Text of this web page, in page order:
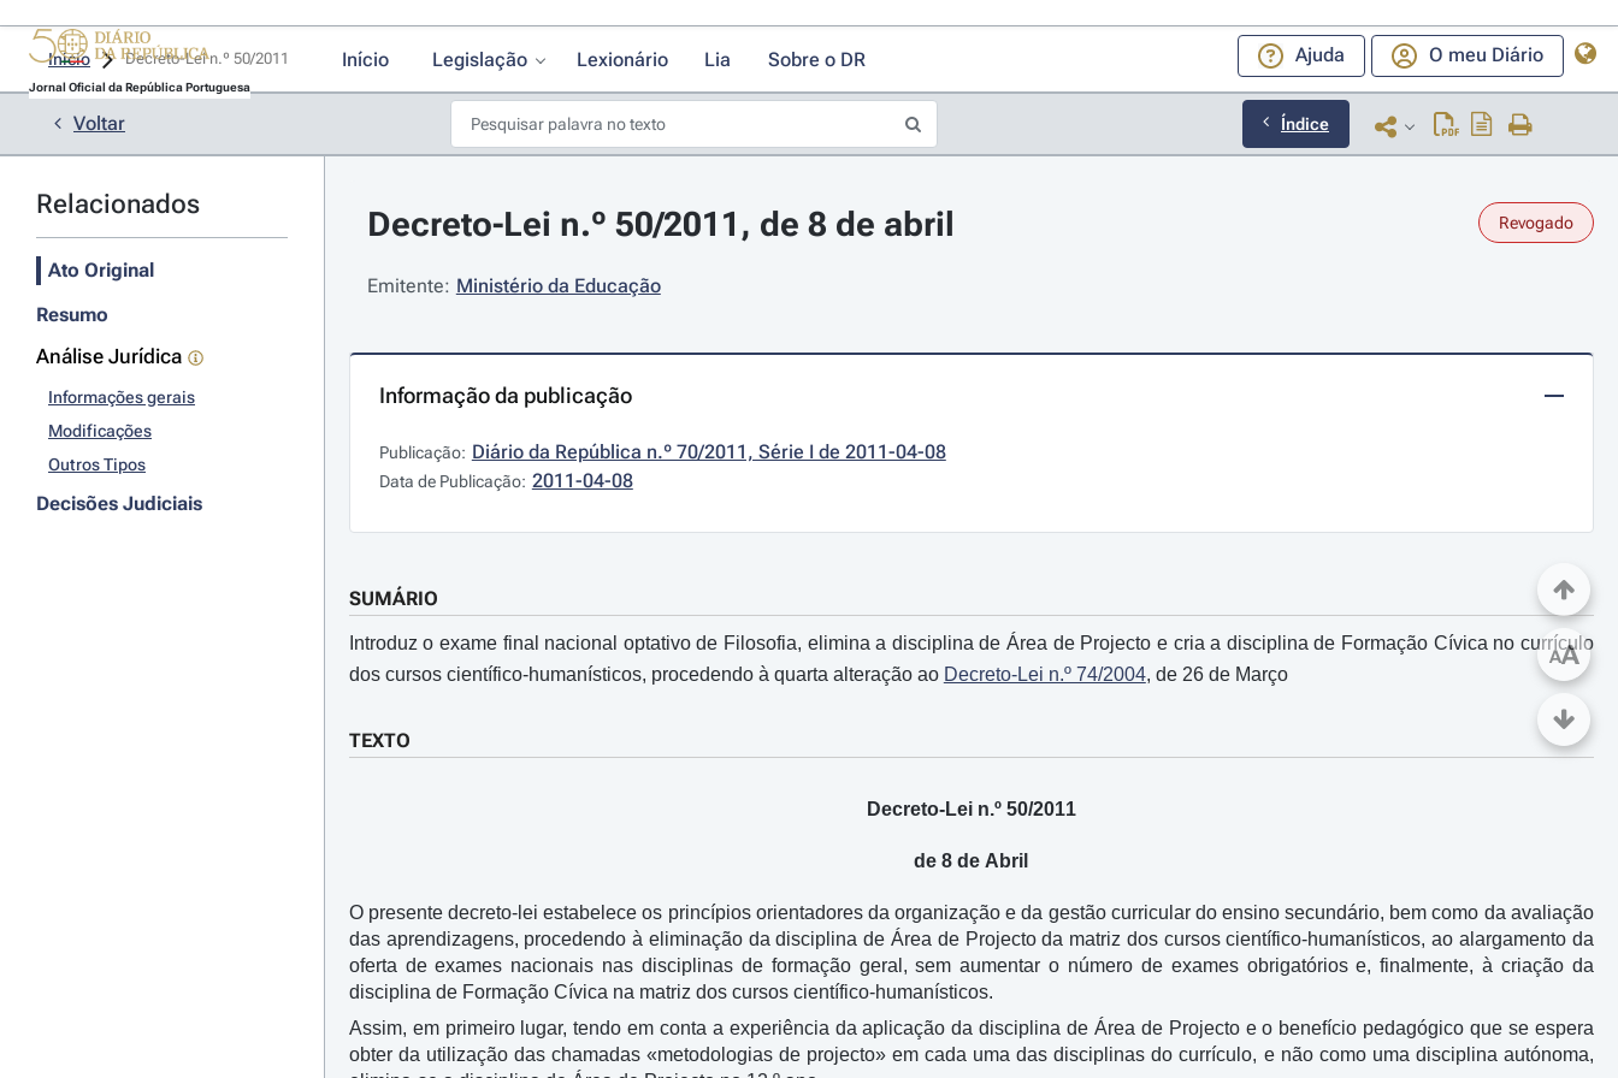
Jornal Oficial da República Portuguesa
Início Legislação Lexionário Lia Sobre o DR Ajuda O meu Diário
Início
Voltar Índice
Relacionados
Ato Original
Resumo
Análise Jurídica
Informações gerais
Modificações
Outros Tipos
Decisões Judiciais
Decreto-Lei n.º 50/2011, de 8 de abril Revogado
Emitente: Ministério da Educação
Informação da publicação
Publicação: Diário da República n.º 70/2011, Série I de 2011-04-08
Data de Publicação: 2011-04-08
SUMÁRIO
Introduz o exame final nacional optativo de Filosofia, elimina a disciplina de Área de Projecto e cria a disciplina de Formação Cívica no currículo
dos cursos científico-humanísticos, procedendo à quarta alteração ao Decreto-Lei n.º 74/2004, de 26 de Março
TEXTO
Decreto-Lei n.º 50/2011
de 8 de Abril
O presente decreto-lei estabelece os princípios orientadores da organização e da gestão curricular do ensino secundário, bem como da avaliação
das aprendizagens, procedendo à eliminação da disciplina de Área de Projecto da matriz dos cursos científico-humanísticos, ao alargamento da
oferta de exames nacionais nas disciplinas de formação geral, sem aumentar o número de exames obrigatórios e, finalmente, à criação da
disciplina de Formação Cívica na matriz dos cursos científico-humanísticos.
Assim, em primeiro lugar, tendo em conta a experiência da aplicação da disciplina de Área de Projecto e o benefício pedagógico que se espera
obter da utilização das chamadas «metodologias de projecto» em cada uma das disciplinas do currículo, e não como uma disciplina autónoma,
AA